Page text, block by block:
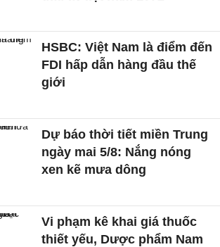
HSBC: Việt Nam là điểm đến
FDI hấp dẫn hàng đầu thế
giới
Dự báo thời tiết miền Trung
ngày mai 5/8: Nắng nóng
xen kẽ mưa dông
Vi phạm kê khai giá thuốc
thiết yếu, Dược phẩm Nam